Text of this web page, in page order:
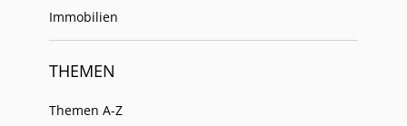
Immobilien
THEMEN
Themen A-Z